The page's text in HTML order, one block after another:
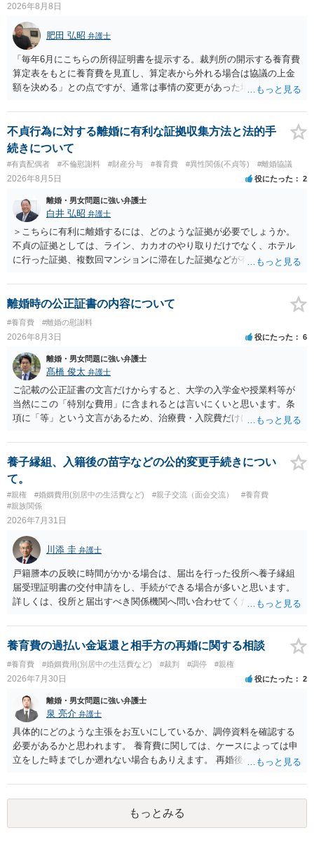
2026年8月8日
肥田 弘昭 弁護士
「毎年6月にこちらの所得証明書を提示する。裁判所の開示する養育費
算定表をもとに養育費を見直し、算定表から外れる場合は協議の上金
額を決める」との点ですが、通常は事情の変更があった場合に変更し
来なかった事情の変更により双方協議の上増減出来る」と「通知義務
に勤務先」が含まれているので、私に収入が入った事は相手に通知が
行く事になり、上記のような文言が無くても養育費の見直しは適宜出
来るかと思うのですが違うのでしょうか？との点はそのとおりかと思
います。養育費は事情の変更があった場合に変更するので毎年見直す
ことはあまりないです。ご参考にしてください。
不貞行為に対する離婚に有利な証拠収集方法と法的手
続きについて
#有責配偶者 #不倫慰謝料 #財産分与 #養育費 #異性関係(不貞等) #離婚協議
2026年8月5日 役にたった 2
離婚・男女問題に強い弁護士
白井 弘昭 弁護士
＞こちらに有利に離婚するには、どのような証拠が必要でしょうか。
不貞の証拠としては、ライン、カカオのやり取りだけでなく、ホテル
に行った証拠、複数回マンションに滞在した証拠などが有効です。 不
婚する、慰謝料をとるなど）ことができると思われます。 ただし、不
貞発覚後、長期間同居を続けると、不貞を許したとの評価につながる
離婚時の公正証書の内容について
#養育費 #離婚の慰謝料
2026年8月3日 役にたった 6
離婚・男女問題に強い弁護士
髙橋 俊太 弁護士
ご記載の公正証書の文言だけからすると、大学の入学金や授業料等が
当然にこの「特別な費用」に含まれるとは言いにくいと思います。条
項に「等」という文言があるため、治療費・入院費だけに限定される
れていますので、通常は、病気や事故によって臨時に必要となった医
療費その他これに類する特別支出を念頭に置いた条項と読むのが自然
です。したがって、大学の入学金、授業料、受験費用などの教育費に
ついてまで、「この条項があるから当然に半額を請求できる」とまで
は言いにくいと思われます。なお、通常、大学進学費用をどこまで負
担すべきかについては、離婚時の合意内容のほか、子どもの年齢、大
や費用などを踏まえて個別に検討することになります。公正証書の他
の条項において、養育費の終期についてどのように定められている
か、大学進学に関する定めの有無、「教育費」「進学費用」に関する
定めの有無等について確認する必要があると考えられます。
養子縁組、入籍後の苗字などの公的変更手続きについ
て。
#親権 #婚姻費用(別居中の生活費など) #親子交流（面会交流）
#養育費
#親族関係
2026年7月31日
川添 圭 弁護士
戸籍謄本の反映に時間がかかる場合は、届出を行った役所へ養子縁組
届受理証明書の交付申請をし、手続ができる場合が多いと思います。
詳しくは、役所と届出すべき関係機関へ問い合わせてください。
養育費の過払い金返還と相手方の再婚に関する相談
#養育費 #婚姻費用(別居中の生活費など) #裁判 #調停 #親権
2026年7月30日 役にたった 2
離婚・男女問題に強い弁護士
泉 亮介 弁護士
具体的にどのような主張をお互いにしているか、調停資料を確認する
必要があるかと思われます。 養育費に関しては、ケースによっては申
立をした時までしか遡れない場合もありえます。 再婚後の相手方の行
養育費に関するやりとり等があればそちらについても確認する必要が
あるでしょう。 公開相談の場での回答よりも個別に弁護士にご相談さ
れることをお勧めいたします。もっとみる